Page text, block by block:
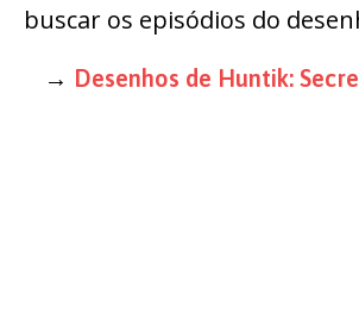
buscar os episódios do
→ Desenhos de Huntik: